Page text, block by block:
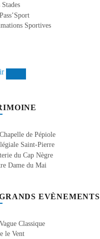
Sportives
de Pépiole
Saint-Pierre
du Cap Nègre
Dame du Mai
EVÈNEMENTS
Classique
le Vent